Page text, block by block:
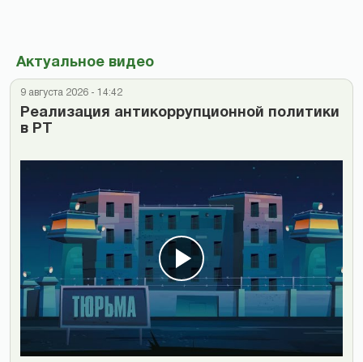
Актуальное видео
9 августа 2026 - 14:42
Реализация антикоррупционной политики
в РТ